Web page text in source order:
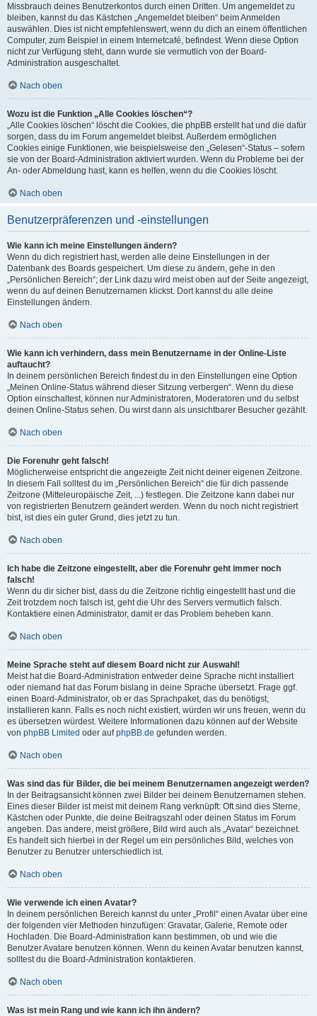
Missbrauch deines Benutzerkontos durch einen Dritten. Um angemeldet zu
bleiben, kannst du das Kästchen „Angemeldet bleiben“ beim Anmelden
auswählen. Dies ist nicht empfehlenswert, wenn du dich an einem öffentlichen
Computer, zum Beispiel in einem Internetcafé, befindest. Wenn diese Option
nicht zur Verfügung steht, dann wurde sie vermutlich von der Board-
Administration ausgeschaltet.
Nach oben
Wozu ist die Funktion „Alle Cookies löschen“?
„Alle Cookies löschen“ löscht die Cookies, die phpBB erstellt hat und die dafür
sorgen, dass du im Forum angemeldet bleibst. Außerdem ermöglichen
Cookies einige Funktionen, wie beispielsweise den „Gelesen“-Status – sofern
sie von der Board-Administration aktiviert wurden. Wenn du Probleme bei der
An- oder Abmeldung hast, kann es helfen, wenn du die Cookies löscht.
Nach oben
Benutzerpräferenzen und -einstellungen
Wie kann ich meine Einstellungen ändern?
Wenn du dich registriert hast, werden alle deine Einstellungen in der
Datenbank des Boards gespeichert. Um diese zu ändern, gehe in den
„Persönlichen Bereich“; der Link dazu wird meist oben auf der Seite angezeigt,
wenn du auf deinen Benutzernamen klickst. Dort kannst du alle deine
Einstellungen ändern.
Nach oben
Wie kann ich verhindern, dass mein Benutzername in der Online-Liste
auftaucht?
In deinem persönlichen Bereich findest du in den Einstellungen eine Option
„Meinen Online-Status während dieser Sitzung verbergen“. Wenn du diese
Option einschaltest, können nur Administratoren, Moderatoren und du selbst
deinen Online-Status sehen. Du wirst dann als unsichtbarer Besucher gezählt.
Nach oben
Die Forenuhr geht falsch!
Möglicherweise entspricht die angezeigte Zeit nicht deiner eigenen Zeitzone.
In diesem Fall solltest du im „Persönlichen Bereich“ die für dich passende
Zeitzone (Mitteleuropäische Zeit, ...) festlegen. Die Zeitzone kann dabei nur
von registrierten Benutzern geändert werden. Wenn du noch nicht registriert
bist, ist dies ein guter Grund, dies jetzt zu tun.
Nach oben
Ich habe die Zeitzone eingestellt, aber die Forenuhr geht immer noch
falsch!
Wenn du dir sicher bist, dass du die Zeitzone richtig eingestellt hast und die
Zeit trotzdem noch falsch ist, geht die Uhr des Servers vermutlich falsch.
Kontaktiere einen Administrator, damit er das Problem beheben kann.
Nach oben
Meine Sprache steht auf diesem Board nicht zur Auswahl!
Meist hat die Board-Administration entweder deine Sprache nicht installiert
oder niemand hat das Forum bislang in deine Sprache übersetzt. Frage ggf.
einen Board-Administrator, ob er das Sprachpaket, das du benötigst,
installieren kann. Falls es noch nicht existiert, würden wir uns freuen, wenn du
es übersetzen würdest. Weitere Informationen dazu können auf der Website
von phpBB Limited oder aufphpBB.de gefunden werden.
Nach oben
Was sind das für Bilder, die bei meinem Benutzernamen angezeigt werden?
In der Beitragsansicht können zwei Bilder bei deinem Benutzernamen stehen.
Eines dieser Bilder ist meist mit deinem Rang verknüpft: Oft sind dies Sterne,
Kästchen oder Punkte, die deine Beitragszahl oder deinen Status im Forum
angeben. Das andere, meist größere, Bild wird auch als „Avatar“ bezeichnet.
Es handelt sich hierbei in der Regel um ein persönliches Bild, welches von
Benutzer zu Benutzer unterschiedlich ist.
Nach oben
Wie verwende ich einen Avatar?
In deinem persönlichen Bereich kannst du unter „Profil“ einen Avatar über eine
der folgenden vier Methoden hinzufügen: Gravatar, Galerie, Remote oder
Hochladen. Die Board-Administration kann bestimmen, ob und wie die
Benutzer Avatare benutzen können. Wenn du keinen Avatar benutzen kannst,
solltest du die Board-Administration kontaktieren.
Nach oben
Was ist mein Rang und wie kann ich ihn ändern?